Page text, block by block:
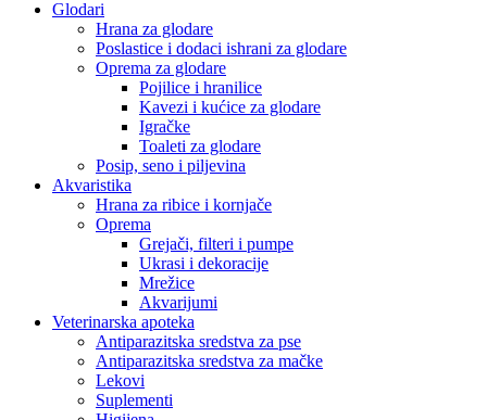
Glodari
Hrana za glodare
Poslastice i dodaci ishrani za glodare
Oprema za glodare
Pojilice i hranilice
Kavezi i kućice za glodare
Igračke
Toaleti za glodare
Posip, seno i piljevina
Akvaristika
Hrana za ribice i kornjače
Oprema
Grejači, filteri i pumpe
Ukrasi i dekoracije
Mrežice
Akvarijumi
Veterinarska apoteka
Antiparazitska sredstva za pse
Antiparazitska sredstva za mačke
Lekovi
Suplementi